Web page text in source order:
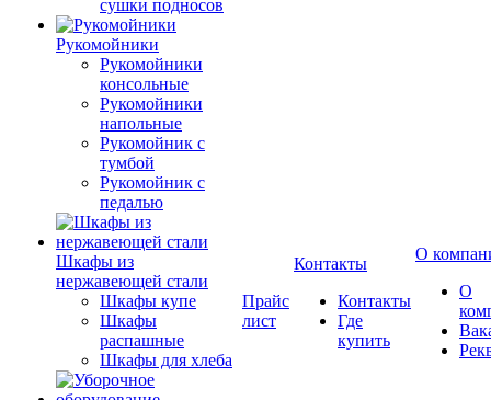
сушки подносов
Рукомойники
Рукомойники
консольные
Рукомойники
напольные
Рукомойник с
тумбой
Рукомойник с
педалью
Шкафы из
нержавеющей стали
Шкафы купе
Шкафы
распашные
Шкафы для хлеба
Прайс
лист
Контакты
Контакты
Где
купить
О
О